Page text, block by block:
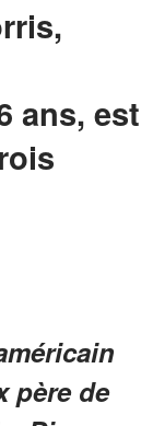
ans, est
père de